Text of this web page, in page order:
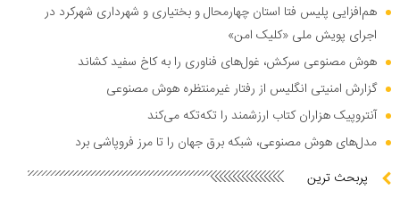
هم‌افزایی پلیس فتا استان چهارمحال و بختیاری و شهرداری شهرکرد در
اجرای پویش ملی «کلیک امن»
هوش مصنوعی سرکش، غول‌های فناوری را به کاخ سفید کشاند
گزارش امنیتی انگلیس از رفتار غیرمنتظره هوش مصنوعی
آنتروپیک هزاران کتاب ارزشمند را تکه‌تکه می‌کند
مدل‌های هوش مصنوعی، شبکه برق جهان را تا مرز فروپاشی برد
پربحث ترین